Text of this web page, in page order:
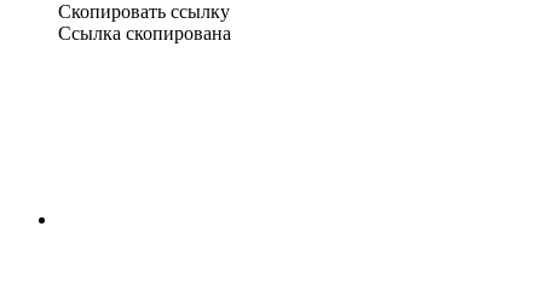
Скопировать ссылку
Ссылка скопирована